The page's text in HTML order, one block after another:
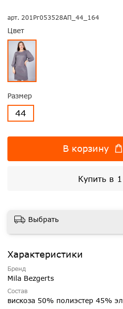
арт. 201Рг053528АП_44_164
Цвет
Размер
44
В корзину
Купить в
Выбрать
Характеристики
Бренд
Mila Bezgerts
Состав
вискоза 50% полиэстер 45%